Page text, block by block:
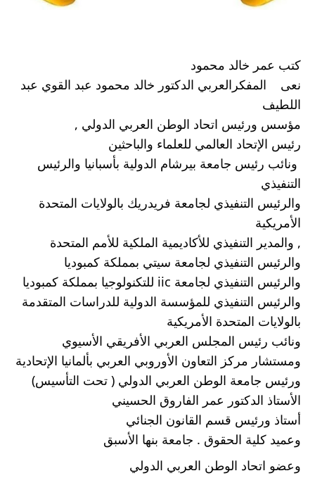
كتب عمر خالد محمود
اللطيف
مؤسس ورئيس اتحاد الوطن العربي الدولي ,
رئيس الإتحاد العالمي للعلماء والباحثين
التنفيذي
الأمريكية
, والمدير التنفيذي للأكاديمية الملكية للأمم المتحدة
والرئيس التنفيذي لجامعة سيتي بمملكة كمبوديا
والرئيس التنفيذي لجامعة iic للتكنولوجيا بمملكة كمبوديا
بالولايات المتحدة الأمريكية
ونائب رئيس المجلس العربي الأفريقي الأسيوي
ومستشار مركز التعاون الأوروبي العربي بألمانيا الإتحادية
ورئيس جامعة الوطن العربي الدولي ( تحت التأسيس)
الأستاذ الدكتور عمر الفاروق الحسيني
أستاذ ورئيس قسم القانون الجنائي
وعميد كلية الحقوق . جامعة بنها الأسبق
وعضو اتحاد الوطن العربي الدولي